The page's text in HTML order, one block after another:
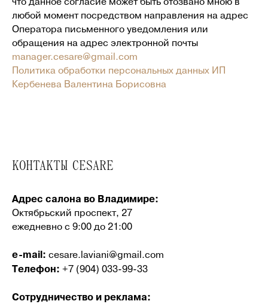
любой момент посредством направления на адрес
Оператора письменного уведомления или
обращения на адрес электронной почты
manager.cesare@gmail.com
Политика обработки персональных данных ИП
Кербенева Валентина Борисовна
КОНТАКТЫ CESARE
Адрес салона во Владимире:
Октябрьский проспект, 27
ежедневно с 9:00 до 21:00
e-mail: cesare.laviani@gmail.com
Телефон: +7 (904) 033-99-33
Сотрудничество и реклама: